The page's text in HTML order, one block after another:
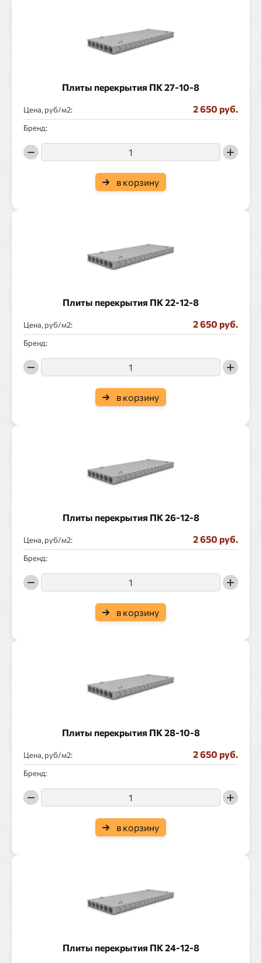
Плиты перекрытия ПК 27-10-8
Цена, руб/ : 2 650 руб.
Бренд:
в корзину
Плиты перекрытия ПК 22-12-8
Цена, руб/ : 2 650 руб.
Бренд:
в корзину
Плиты перекрытия ПК 26-12-8
Цена, руб/ : 2 650 руб.
Бренд:
в корзину
Плиты перекрытия ПК 28-10-8
Цена, руб/ : 2 650 руб.
Бренд:
в корзину
Плиты перекрытия ПК 24-12-8